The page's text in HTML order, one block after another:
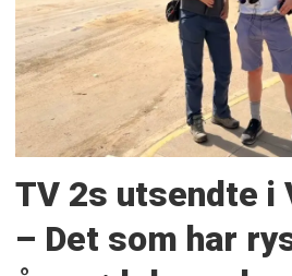
TV 2s utsendte i
– Det som har